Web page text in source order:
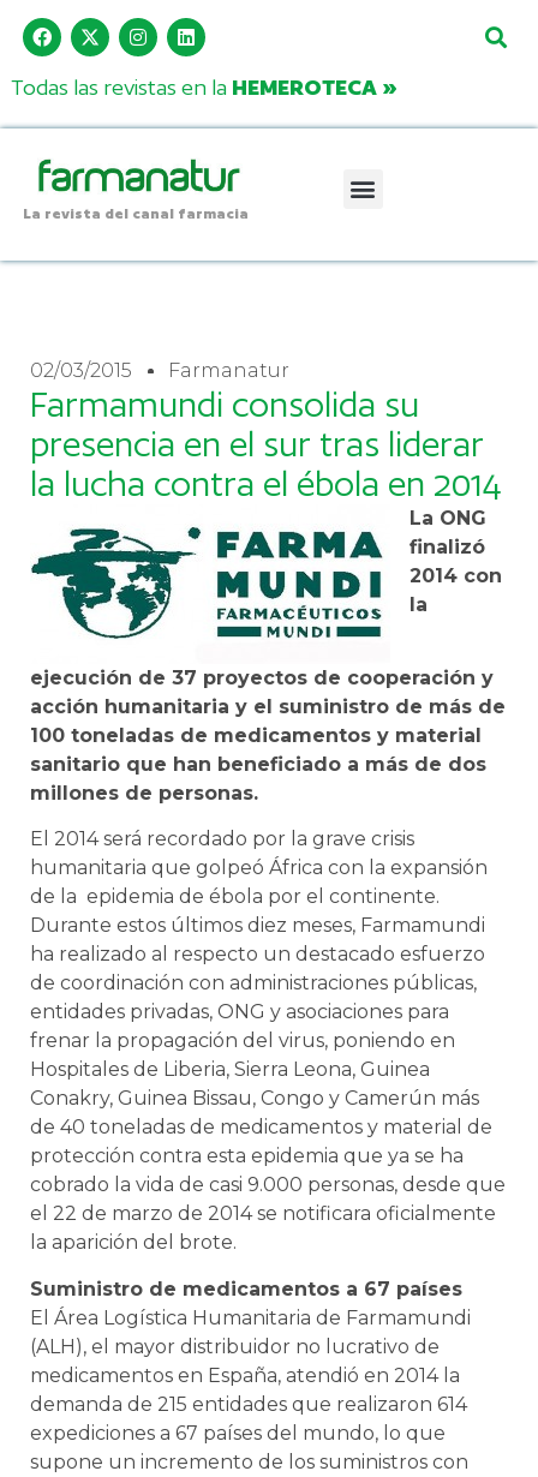
Todas las revistas en la HEMEROTECA »
La revista del canal farmacia
02/03/2015 Farmanatur
Farmamundi consolida su
presencia en el sur tras liderar
la lucha contra el ébola en 2014
La ONG
finalizó
2014 con
la
ejecución de 37 proyectos de cooperación y
acción humanitaria y el suministro de más de
100 toneladas de medicamentos y material
sanitario que han beneficiado a más de dos
millones de personas.
El 2014 será recordado por la grave crisis
humanitaria que golpeó África con la expansión
de la epidemia de ébola por el continente.
Durante estos últimos diez meses, Farmamundi
ha realizado al respecto un destacado esfuerzo
de coordinación con administraciones públicas,
entidades privadas, ONG y asociaciones para
frenar la propagación del virus, poniendo en
Hospitales de Liberia, Sierra Leona, Guinea
Conakry, Guinea Bissau, Congo y Camerún más
de 40 toneladas de medicamentos y material de
protección contra esta epidemia que ya se ha
cobrado la vida de casi 9.000 personas, desde que
el 22 de marzo de 2014 se notificara oficialmente
la aparición del brote.
Suministro de medicamentos a 67 países
El Área Logística Humanitaria de Farmamundi
(ALH), el mayor distribuidor no lucrativo de
medicamentos en España, atendió en 2014 la
demanda de 215 entidades que realizaron 614
expediciones a 67 países del mundo, lo que
supone un incremento de los suministros con